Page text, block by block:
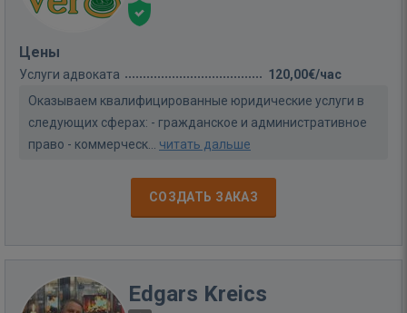
Цены
Услуги адвоката
120,00€/час
Оказываем квалифицированные юридические услуги в
следующих сферах: - гражданское и административное
право - коммерческ... читать дальше
СОЗДАТЬ ЗАКАЗ
Edgars Kreics